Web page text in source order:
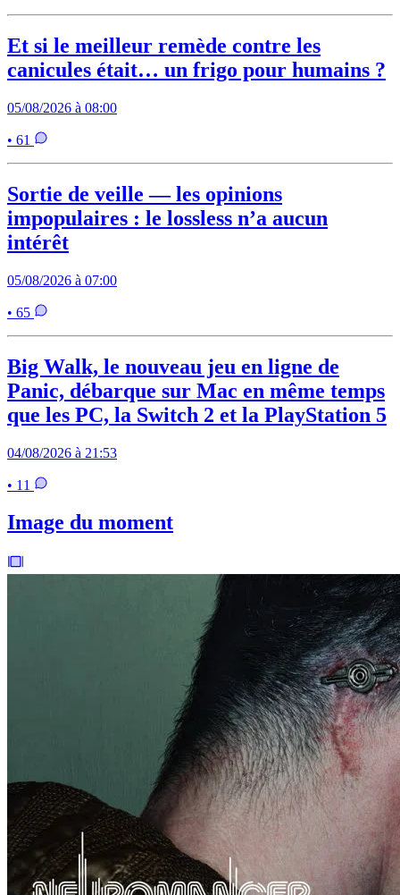
Et si le meilleur remède contre les
canicules était… un frigo pour humains ?
05/08/2026 à 08:00
• 61
Sortie de veille — les opinions
impopulaires : le lossless n’a aucun
intérêt
05/08/2026 à 07:00
• 65
Big Walk, le nouveau jeu en ligne de
Panic, débarque sur Mac en même temps
que les PC, la Switch 2 et la PlayStation 5
04/08/2026 à 21:53
• 11
Image du moment